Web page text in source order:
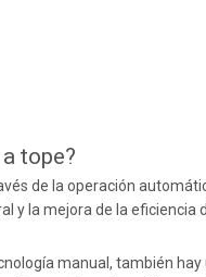
tope?
de la operación
la mejora de la
manual, también